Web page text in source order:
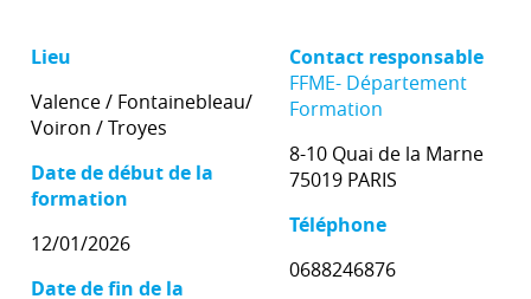
Lieu
Valence / Fontainebleau/
Voiron / Troyes
Date de début de la
formation
12/01/2026
Date de fin de la
Contact responsable
FFME- Département
Formation
8-10 Quai de la Marne
75019 PARIS
Téléphone
0688246876